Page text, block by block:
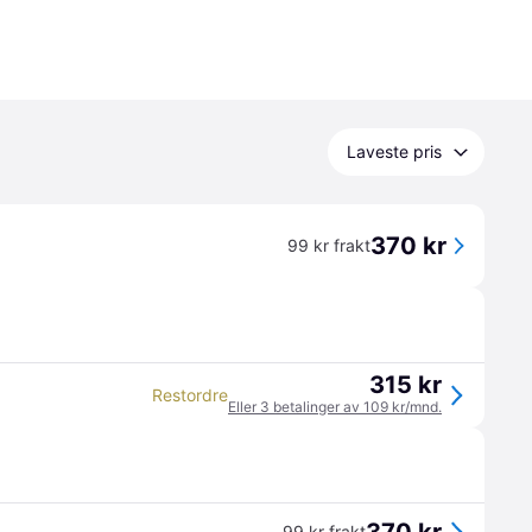
Laveste pris
99 kr frakt370 kr
Restordre 315 kr
Eller 3 betalinger av 109 kr/mnd.